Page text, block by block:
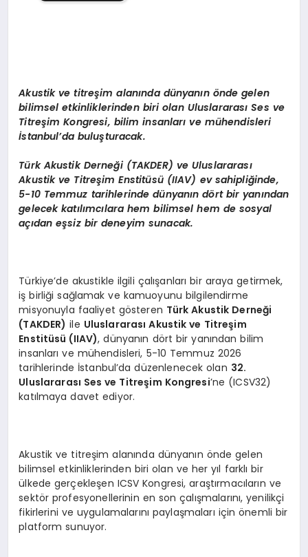
Akustik ve titreşim alanında dünyanın önde gelen
bilimsel etkinliklerinden biri olan Uluslararası Ses ve
Titreşim Kongresi, bilim insanlarıve mühendisleri
İstanbul’da buluşturacak.
Türk Akustik Derneği (TAKDER) ve Uluslararası
Akustik ve Titreşim Enstitüsü (IIAV) ev sahipliğinde,
5-10 Temmuz tarihlerinde dünyanın dört bir yanından
gelecek katılımcılara hem bilimsel hem de sosyal
açıdan eşsiz bir deneyim sunacak.
Türkiye’de akustikle ilgili çalışanları bir araya getirmek,
iş birliği sağlamak ve kamuoyunu bilgilendirme
misyonuyla faaliyet gösteren Türk Akustik Derneği
(TAKDER) ile Uluslararası Akustik ve Titreşim
Enstitüsü (IIAV), dünyanın dört bir yanından bilim
insanları ve mühendisleri, 5-10 Temmuz 2026
tarihlerinde İstanbul’da düzenlenecek olan 32.
Uluslararası Ses ve Titreşim Kongresi’ne (ICSV32)
katılmaya davet ediyor.
Akustik ve titreşim alanında dünyanın önde gelen
bilimsel etkinliklerinden biri olan ve her yıl farklı bir
ülkede gerçekleşen ICSV Kongresi, araştırmacıların ve
sektör profesyonellerinin en son çalışmalarını, yenilikçi
fikirlerini ve uygulamalarını paylaşmaları için önemli bir
platform sunuyor.